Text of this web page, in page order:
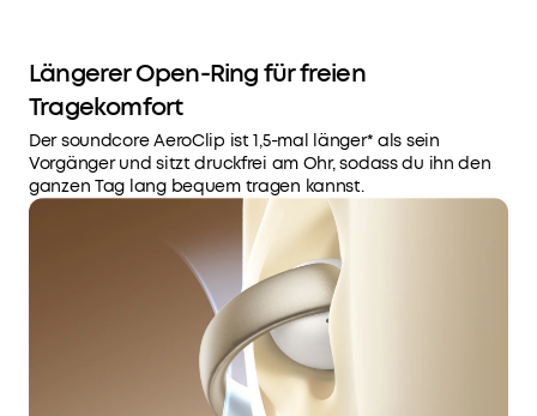
Vorteile
mit
soundcoreCredits
Mehr
erfahren
Längerer Open-Ring für freien
Tragekomfort
Der soundcore AeroClip ist 1,5-mal länger* als sein
Vorgänger und sitzt druckfrei am Ohr, sodass du ihn den
ganzen Tag lang bequem tragen kannst.